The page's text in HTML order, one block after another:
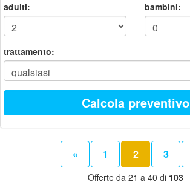
adulti: bambini:
trattamento:
Calcola preventivo
« 1 2 3
Offerte da 21 a 40 di 103